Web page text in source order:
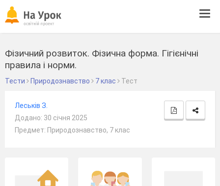
Фізичний розвиток. Фізична форма. Гігієнічні
правила і норми.
Тести Природознавство 7 клас Тест
Леськів З.
Додано: 30 січня 2025
Предмет: Природознавство, 7 клас